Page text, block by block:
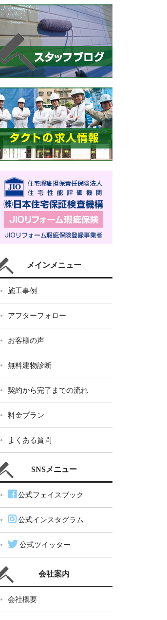
メインメニュー
施工事例
アフターフォロー
お客様の声
無料建物診断
契約から完了までの流れ
料金プラン
よくある質問
SNSメニュー
公式フェイスブック
公式インスタグラム
公式ツイッター
会社案内
会社概要